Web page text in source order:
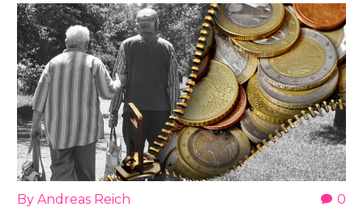
0
By Andreas Reich